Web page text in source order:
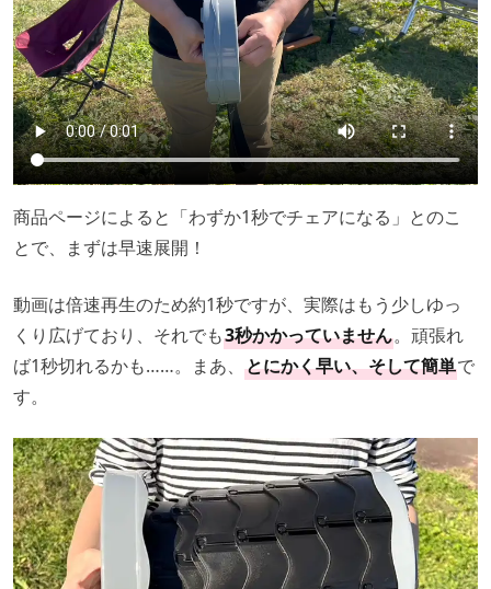
商品ページによると「わずか1秒でチェアになる」とのこ
とで、まずは早速展開！
動画は倍速再生のため約1秒ですが、実際はもう少しゆっ
くり広げており、それでも3秒かかっていません。頑張れ
ば1秒切れるかも……。まあ、 とにかく早い、そして簡単で
す。